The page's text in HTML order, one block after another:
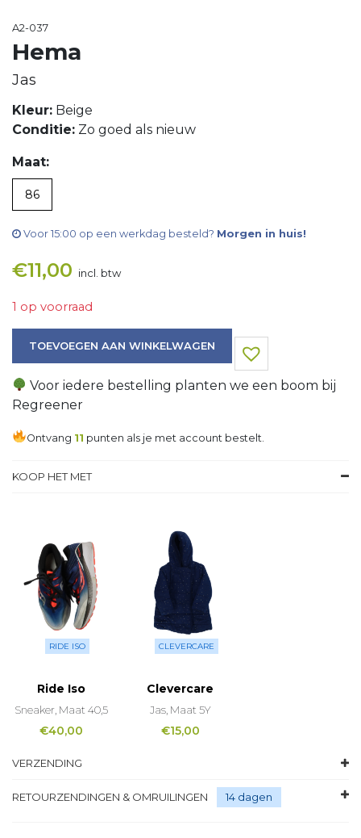
A2-037
Hema
Jas
Kleur: Beige
Conditie: Zo goed als nieuw
Maat:
86
Voor 15:00 op een werkdag besteld? Morgen in huis!
€11,00 incl. btw
1 op voorraad
TOEVOEGEN AAN WINKELWAGEN
Voor iedere bestelling planten we een boom bij
Regreener
Ontvang 11 punten als je met account bestelt.
KOOP HET MET
RIDE ISO
Ride Iso
Sneaker, Maat 40,5
€40,00
CLEVERCARE
Clevercare
Jas, Maat 5Y
€15,00
VERZENDING
RETOURZENDINGEN & OMRUILINGEN 14 dagen